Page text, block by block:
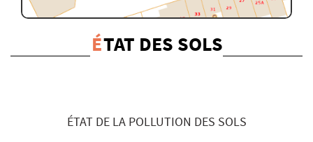
ÉTAT DES SOLS
ÉTAT DE LA POLLUTION DES SOLS